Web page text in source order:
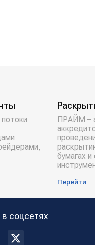
ПРАЙМ –
бумагах
Перейти
соцсетях